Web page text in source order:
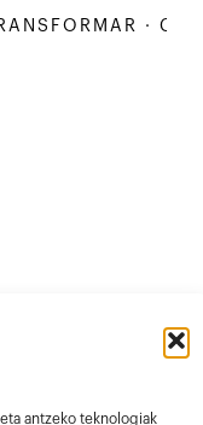
antzeko teknologiak
·